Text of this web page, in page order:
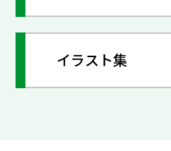
イラスト集